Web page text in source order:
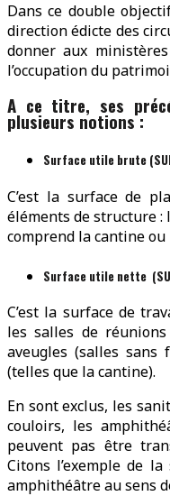
Dans ce double
direction édicte des
donner aux
l’occupation du
A ce titre, ses
plusieurs notions :
Surface utile brute
C’est la surface de
éléments de structure
comprend la cantine ou
Surface utile nette
C’est la surface de
les salles de
aveugles (salles sans
(telles que la cantine).
En sont exclus, les
couloirs, les
peuvent pas être
Citons l’exemple de
amphithéâtre au sens